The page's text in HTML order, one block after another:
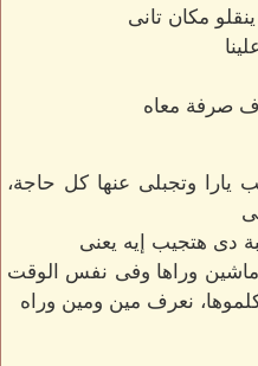
مكان تانى
صرفة معاه
يارا وتجبلى عنها كل حاجة،
دى هتجيب إيه يعنى
ماشين وراها وفى نفس الوقت
نعرف مين ومين وراه